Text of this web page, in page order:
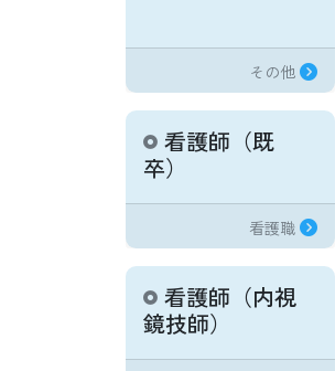
その他
看護師（既
卒）
看護職
看護師（内視
鏡技師）